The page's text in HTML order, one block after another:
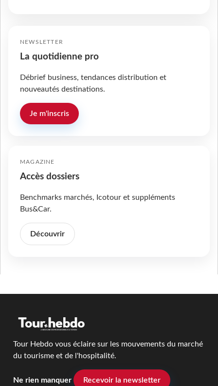
NEWSLETTER
La quotidienne pro
Débrief business, tendances distribution et
nouveautés destinations.
Je m'inscris
MAGAZINE
Accès dossiers
Benchmarks marchés, Icotour et suppléments
Bus&Car.
Découvrir
Tour Hebdo vous éclaire sur les mouvements du marché
du tourisme et de l'hospitalité.
Ne rien manquer Recevoir la newsletter